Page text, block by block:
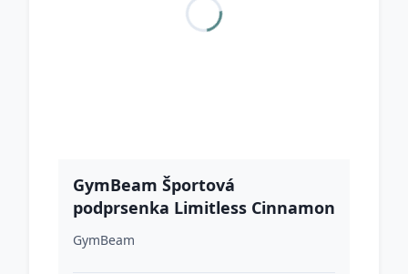
GymBeam Športová
podprsenka Limitless Cinnamon
MM
GymBeam